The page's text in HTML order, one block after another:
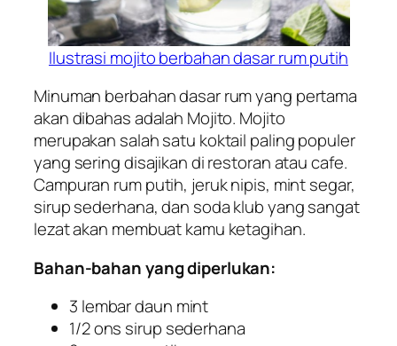
Ilustrasi mojito berbahan dasar rum putih
Minuman berbahan dasar rum yang pertama
akan dibahas adalah Mojito. Mojito
merupakan salah satu koktail paling populer
yang sering disajikan di restoran atau cafe.
Campuran rum putih, jeruk nipis, mint segar,
sirup sederhana, dan soda klub yang sangat
lezat akan membuat kamu ketagihan.
Bahan-bahan yang diperlukan:
3 lembar daun mint
1/2 ons sirup sederhana